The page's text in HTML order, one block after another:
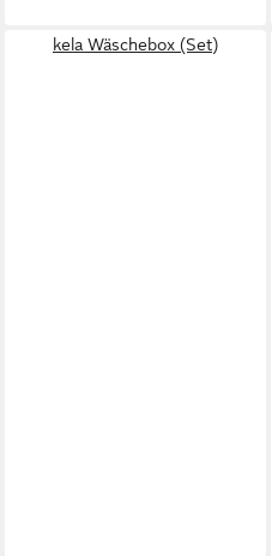
kela Wäschebox (Set)